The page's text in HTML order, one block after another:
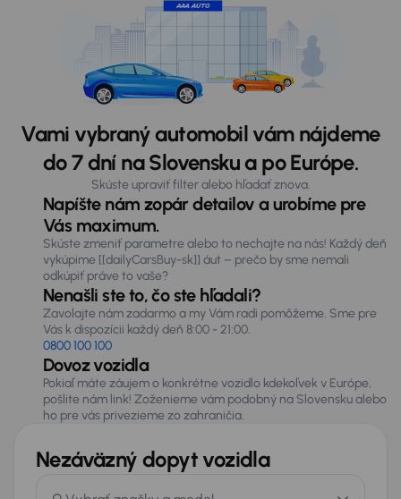
Vami vybraný automobil vám nájdeme
do 7 dní na Slovensku a po Európe.
Skúste upraviť filter alebo hľadať znova.
Napíšte nám zopár detailov a urobíme pre
Vás maximum.
Skúste zmeniť parametre alebo to nechajte na nás! Každý deň
vykúpime [[dailyCarsBuy-sk]] áut – prečo by sme nemali
odkúpiť práve to vaše?
Nenašli ste to, čo ste hľadali?
Zavolajte nám zadarmo a my Vám radi pomôžeme. Sme pre
Vás k dispozícii každý deň 8:00 - 21:00.
0800 100 100
Dovoz vozidla
Pokiaľ máte záujem o konkrétne vozidlo kdekoľvek v Európe,
pošlite nám link! Zoženieme vám podobný na Slovensku alebo
ho pre vás privezieme zo zahraničia.
Nezáväzný dopyt vozidla